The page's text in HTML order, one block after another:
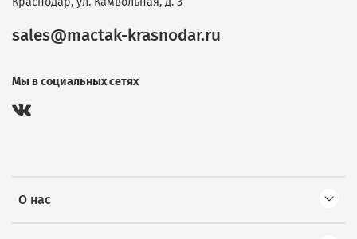
О нас
sales@mactak-krasnodar.ru
Мы в социальных сетях